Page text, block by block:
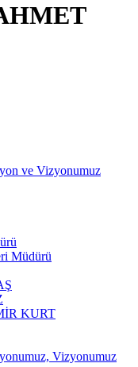
ve Vizyonumuz
Müdürü
KURT
Vizyonumuz